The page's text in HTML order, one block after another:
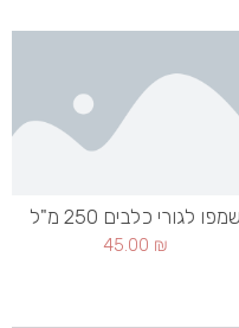
שמפו לגורי כלבים 250 מ"ל
45.00 ₪